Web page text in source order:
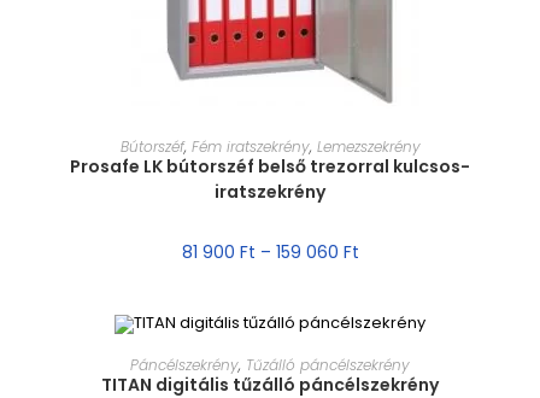
MÉRET VÁLASZTÁSA
Bútorszéf, Fém iratszekrény, Lemezszekrény
Prosafe LK bútorszéf belső trezorral kulcsos-
iratszekrény
81 900 Ft – 159 060 Ft
MÉRET VÁLASZTÁSA
Páncélszekrény, Tűzálló páncélszekrény
TITAN digitális tűzálló páncélszekrény